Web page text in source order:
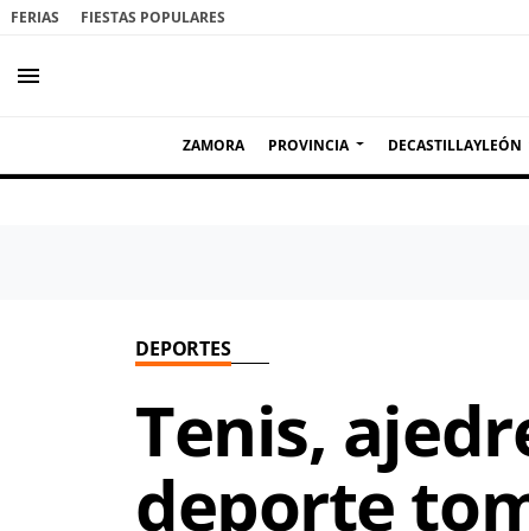
FERIAS FIESTAS POPULARES
menu
ZAMORA PROVINCIA DECASTILLAYLEÓN
DEPORTES
Tenis,
deporte